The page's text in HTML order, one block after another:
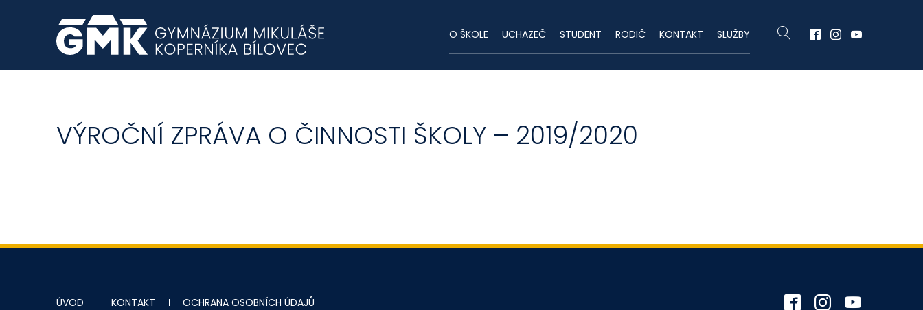
O ŠKOLE UCHAZEČ STUDENT RODIČ KONTAKT SLUŽBY
VÝROČNÍ ZPRÁVA O ČINNOSTI ŠKOLY – 2019/2020
ÚVOD KONTAKT OCHRANA OSOBNÍCH ÚDAJŮ